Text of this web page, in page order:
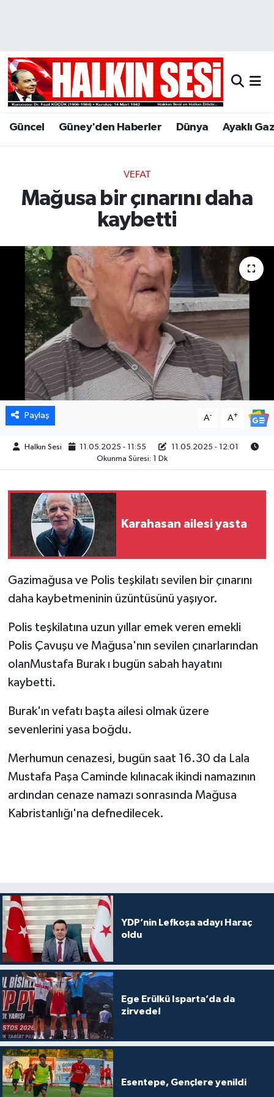
Güncel Güney'den Haberler Dünya Ayaklı
VEFAT
Mağusa bir çınarını daha
kaybetti
Paylaş A- A+
Halkın Sesi 11.05.2025 - 11:55
11.05.2025 - 12:01
Okunma Süresi: 1 Dk
Karahasan ailesi yasta
Gazimağusa ve Polis teşkilatı sevilen bir çınarını
daha kaybetmeninin üzüntüsünü yaşıyor.
Polis teşkilatına uzun yıllar emek veren emekli
Polis Çavuşu ve Mağusa'nın sevilen çınarlarından
olanMustafa Burak ı bugün sabah hayatını
kaybetti.
Burak'ın vefatı başta ailesi olmak üzere
sevenlerini yasa boğdu.
Merhumun cenazesi, bugün saat 16.30 da Lala
Mustafa Paşa Caminde kılınacak ikindi namazının
ardından cenaze namazı sonrasında Mağusa
Kabristanlığı'na defnedilecek.
YDP’nin Lefkoşa adayı Haraç
oldu
Ege Erülkü Isparta’da da
zirvede!
Esentepe, Gençlere yenildi
Hava Durumu
Trafik Durumu
Son Dakika Haberleri